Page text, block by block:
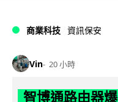
商業科技 資訊保安
Vin 20 小時
智博通路由器